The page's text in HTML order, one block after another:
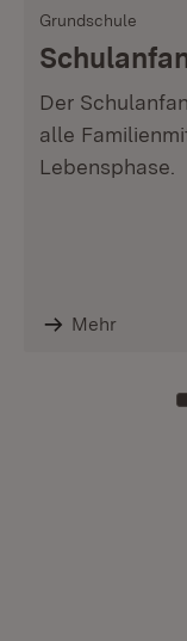
Grundschule
Der
alle
Lebensphase.
Mehr